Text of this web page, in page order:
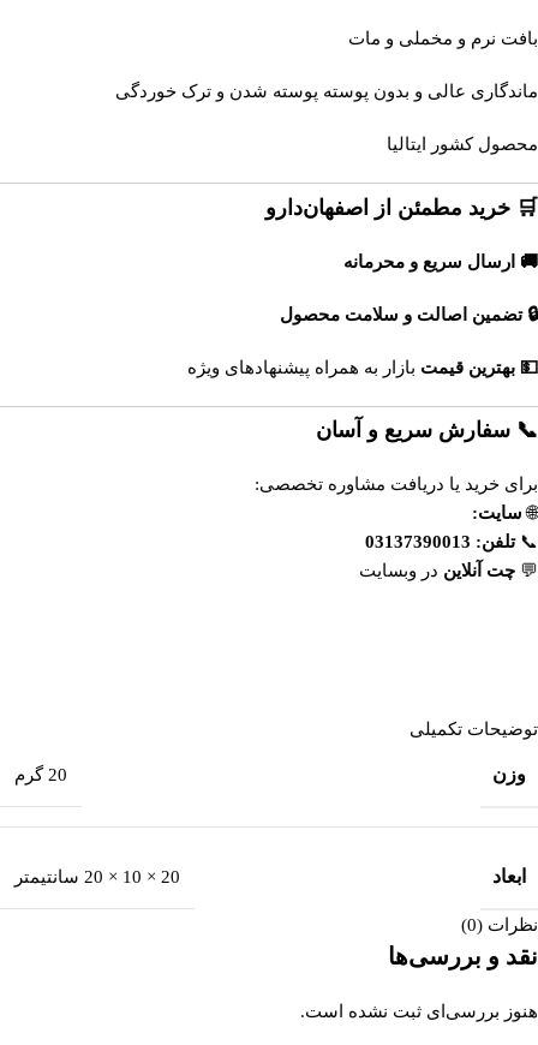
بافت نرم و مخملی و مات
ماندگاری عالی و بدون پوسته پوسته شدن و ترک خوردگی
محصول کشور ایتالیا
🛒 خرید مطمئن از اصفهان‌دارو
🚚 ارسال سریع و محرمانه
🔒 تضمین اصالت و سلامت محصول
💵 بهترین قیمت بازار به همراه پیشنهادهای ویژه
📞 سفارش سریع و آسان
برای خرید یا دریافت مشاوره تخصصی:
🌐سایت:
📞تلفن: 03137390013
💬 چت آنلاین در وبسایت
توضیحات تکمیلی
وزن 20 گرم
ابعاد 20 × 10 × 20 سانتیمتر
نظرات (0)
نقد و بررسی‌ها
هنوز بررسی‌ای ثبت نشده است.